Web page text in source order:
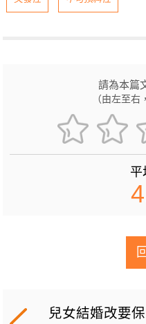
請為本篇
（由左至右
平
兒女結婚改要